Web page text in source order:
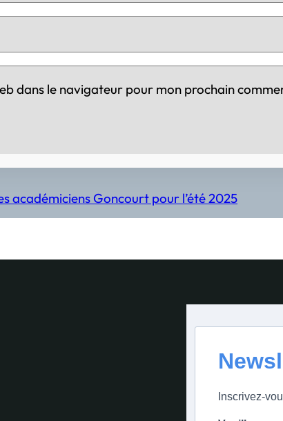
dans le navigateur pour mon prochain
académiciens Goncourt pour l’été 2025
Inscrivez-